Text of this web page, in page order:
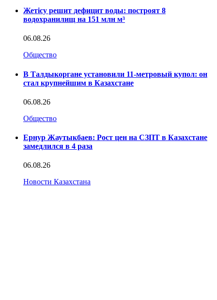
Жетісу решит дефицит воды: построят 8
водохранилищ на 151 млн м³
06.08.26
Общество
В Талдыкоргане установили 11-метровый купол: он
стал крупнейшим в Казахстане
06.08.26
Общество
Ернур Жаутыкбаев: Рост цен на СЗПТ в Казахстане
замедлился в 4 раза
06.08.26
Новости Казахстана